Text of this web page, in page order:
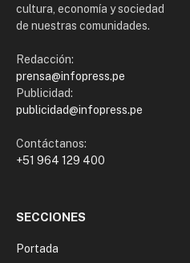
cultura, economía y sociedad
de nuestras comunidades.
Redacción:
prensa@infopress.pe
Publicidad:
publicidad@infopress.pe
Contáctanos:
+51 964 129 400
SECCIONES
Portada